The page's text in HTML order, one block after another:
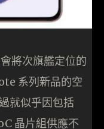
將次旗艦定位的
系列新品的空
就似乎因包括
晶片組供應不